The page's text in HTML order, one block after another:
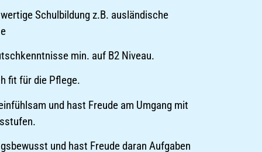
Schulbildung z.B. ausländische
min. auf B2 Niveau.
fit für die Pflege.
und hast Freude am Umgang mit
und hast Freude daran Aufgaben